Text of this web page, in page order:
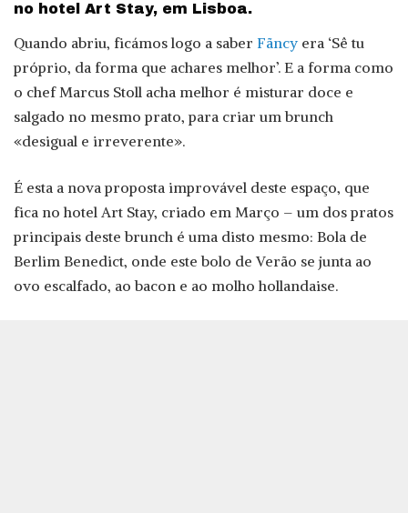
no hotel Art Stay, em Lisboa.
Quando abriu, ficámos logo a saber Fãncy era ‘Sê tu
próprio, da forma que achares melhor’. E a forma como
o chef Marcus Stoll acha melhor é misturar doce e
salgado no mesmo prato, para criar um brunch
«desigual e irreverente».
É esta a nova proposta improvável deste espaço, que
fica no hotel Art Stay, criado em Março – um dos pratos
principais deste brunch é uma disto mesmo: Bola de
Berlim Benedict, onde este bolo de Verão se junta ao
ovo escalfado, ao bacon e ao molho hollandaise.